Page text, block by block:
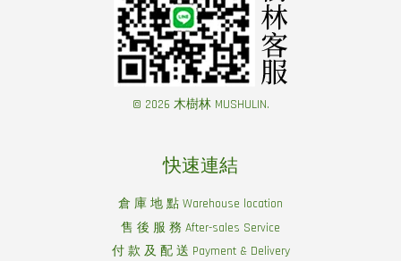
© 2026 木樹林 MUSHULIN.
快速連結
倉 庫 地 點 Warehouse location
售 後 服 務 After-sales Service
付 款 及 配 送 Payment & Delivery